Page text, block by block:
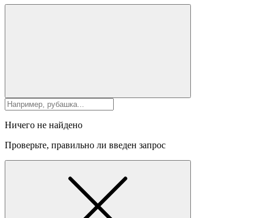
Ничего не найдено
Проверьте, правильно ли введен запрос